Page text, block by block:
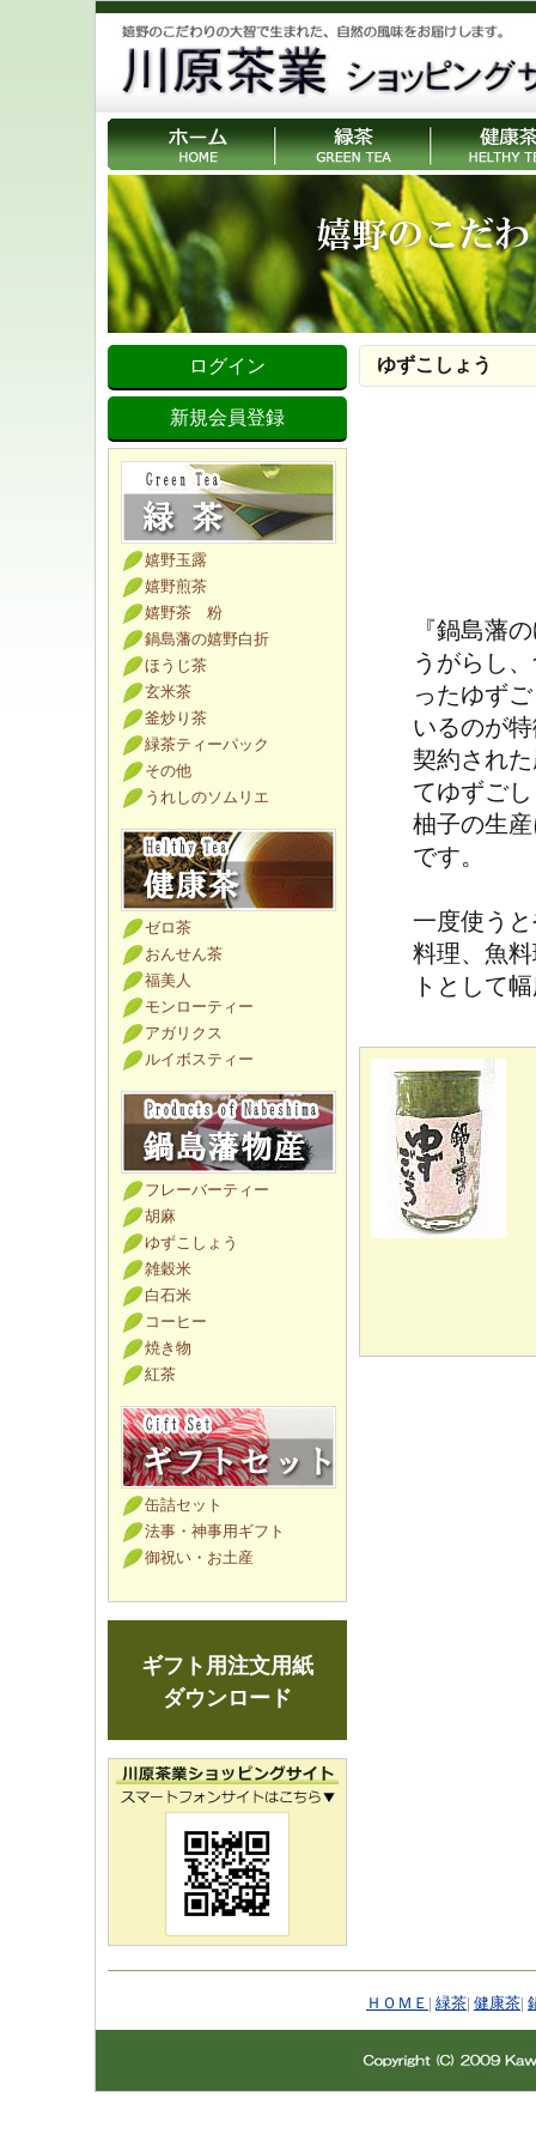
ログイン
新規会員登録
嬉野玉露
嬉野煎茶
嬉野茶 粉
鍋島藩の嬉野白折
ほうじ茶
玄米茶
釜炒り茶
緑茶ティーパック
その他
うれしのソムリエ
ゼロ茶
おんせん茶
福美人
モンローティー
アガリクス
ルイボスティー
フレーバーティー
胡麻
ゆずこしょう
雑穀米
白石米
コーヒー
焼き物
紅茶
缶詰セット
法事・神事用ギフト
御祝い・お土産
ギフト用注文用紙
ダウンロード
ゆずこしょう
『鍋島藩
うがらし
ったゆず
いるのが
契約され
てゆずご
柚子の生
です。
一度使う
料理、魚
トとして
ＨＯＭＥ | 緑茶| 健康茶|